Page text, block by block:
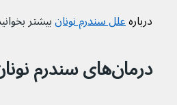
درباره علل سندرم نونانبیشتر
درمان‌های سندرم نونان